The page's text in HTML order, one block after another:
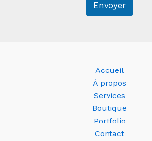
Envoyer
Accueil
À propos
Services
Boutique
Portfolio
Contact